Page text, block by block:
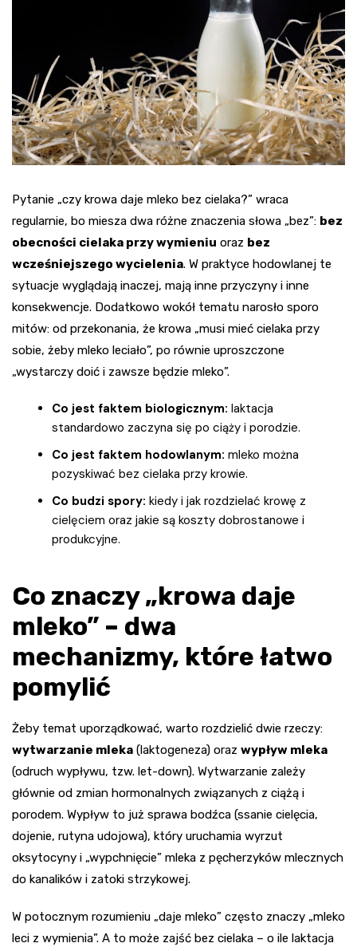
Pytanie „czy krowa daje mleko bez cielaka?” wraca
regularnie, bo miesza dwa różne znaczenia słowa „bez”: bez
obecności cielaka przy wymieniu oraz bez
wcześniejszego wycielenia. W praktyce hodowlanej te
sytuacje wyglądają inaczej, mają inne przyczyny i inne
konsekwencje. Dodatkowo wokół tematu narosło sporo
mitów: od przekonania, że krowa „musi mieć cielaka przy
sobie, żeby mleko leciało”, po równie uproszczone
„wystarczy doić i zawsze będzie mleko”.
Co jest faktem biologicznym: laktacja
standardowo zaczyna się po ciąży i porodzie.
Co jest faktem hodowlanym: mleko można
pozyskiwać bez cielaka przy krowie.
Co budzi spory: kiedy i jak rozdzielać krowę z
cielęciem oraz jakie są koszty dobrostanowe i
produkcyjne.
Co znaczy „krowa daje
mleko” – dwa
mechanizmy, które łatwo
pomylić
Żeby temat uporządkować, warto rozdzielić dwie rzeczy:
wytwarzanie mleka (laktogeneza) oraz wypływ mleka
(odruch wypływu, tzw. let-down). Wytwarzanie zależy
głównie od zmian hormonalnych związanych z ciążą i
porodem. Wypływ to już sprawa bodźca (ssanie cielęcia,
dojenie, rutyna udojowa), który uruchamia wyrzut
oksytocyny i „wypchnięcie” mleka z pęcherzyków mlecznych
do kanalików i zatoki strzykowej.
W potocznym rozumieniu „daje mleko” często znaczy „mleko
leci z wymienia”. A to może zajść bez cielaka – o ile laktacja